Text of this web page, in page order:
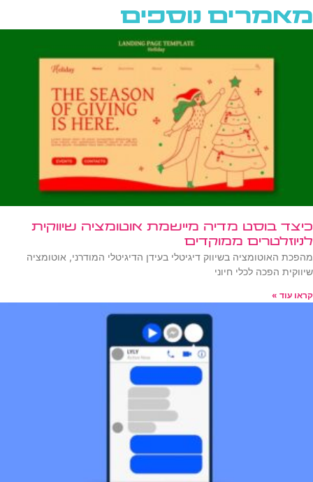
מאמרים נוספים
כיצד בוסט מדיה מיישמת אוטומציה שיווקית
לניוזלטרים ממוקדים
מהפכת האוטומציה בשיווק דיגיטלי בעידן הדיגיטלי המודרני, אוטומציה
שיווקית הפכה לכלי חיוני
קראו עוד »